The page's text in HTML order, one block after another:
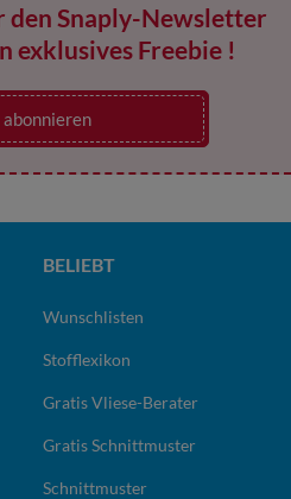
Snaply-Newsletter
exklusives Freebie !
abonnieren
BELIEBT
Wunschlisten
Stofflexikon
Gratis Vliese-Berater
Gratis Schnittmuster
Schnittmuster